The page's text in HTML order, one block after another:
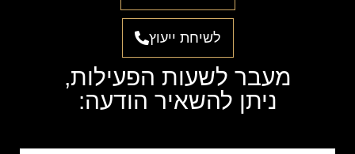
לשיחת ייעוץ
מעבר לשעות הפעילות,
ניתן להשאיר הודעה: